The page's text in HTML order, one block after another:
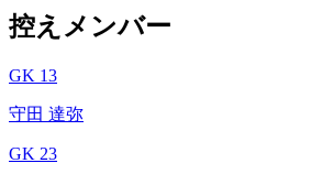
控えメンバー
GK 13
守田 達弥
GK 23